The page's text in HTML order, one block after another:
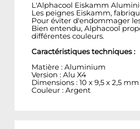
L'Alphacool Eiskamm
Les peignes Eiskamm,
Pour éviter d'endommager
Bien entendu, Alphacool
différentes couleurs.
Caractéristiques techniques :
Matière : Aluminium
Version : Alu X4
Dimensions : 10 x 9,5 x 2,5 mm
Couleur : Argent